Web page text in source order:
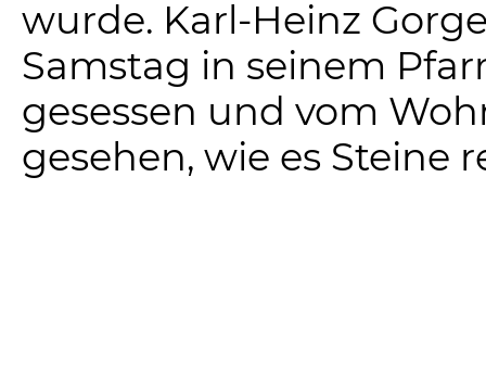
wurde. Karl-Heinz
Samstag in seinem
gesessen und vom
gesehen, wie es Steine